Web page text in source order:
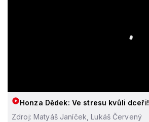
Honza Dědek: Ve stresu kvůli dceři!
Zdroj: Matyáš Janíček, Lukáš Červený